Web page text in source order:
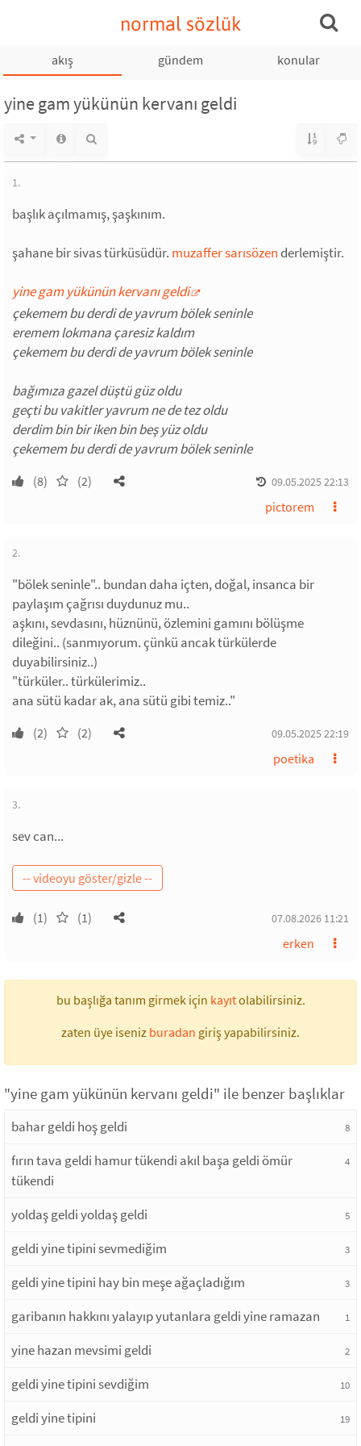
normal sözlük
akış gündem konular
yine gam yükünün kervanı geldi
1.
başlık açılmamış, şaşkınım.
şahane bir sivas türküsüdür. muzaffer sarısözenderlemiştir.
yine gam yükünün kervanı geldi
çekemem bu derdi de yavrum bölek seninle
eremem lokmana çaresiz kaldım
çekemem bu derdi de yavrum bölek seninle
bağımıza gazel düştü güz oldu
geçti bu vakitler yavrum ne de tez oldu
derdim bin bir iken bin beş yüz oldu
çekemem bu derdi de yavrum bölek seninle
(8) (2) 09.05.2025 22:13
pictorem
2.
"bölek seninle".. bundan daha içten, doğal, insanca bir
paylaşım çağrısı duydunuz mu..
aşkını, sevdasını, hüznünü, özlemini gamını bölüşme
dileğini.. (sanmıyorum. çünkü ancak türkülerde
duyabilirsiniz..)
"türküler.. türkülerimiz..
ana sütü kadar ak, ana sütü gibi temiz.."
(2) (2) 09.05.2025 22:19
poetika
3.
sev can...
(1) (1) 07.08.2026 11:21
erken
bu başlığa tanım girmek için kayıtolabilirsiniz.
zaten üye iseniz buradan giriş yapabilirsiniz.
"yine gam yükünün kervanı geldi" ile benzer başlıklar
bahar geldi hoş geldi 8
fırın tava geldi hamur tükendi akıl başa geldi ömür
tükendi
4
yoldaş geldi yoldaş geldi 5
geldi yine tipini sevmediğim 3
geldi yine tipini hay bin meşe ağaçladığım 3
garibanın hakkını yalayıp yutanlara geldi yine ramazan 1
yine hazan mevsimi geldi 2
geldi yine tipini sevdiğim 10
geldi yine tipini 19